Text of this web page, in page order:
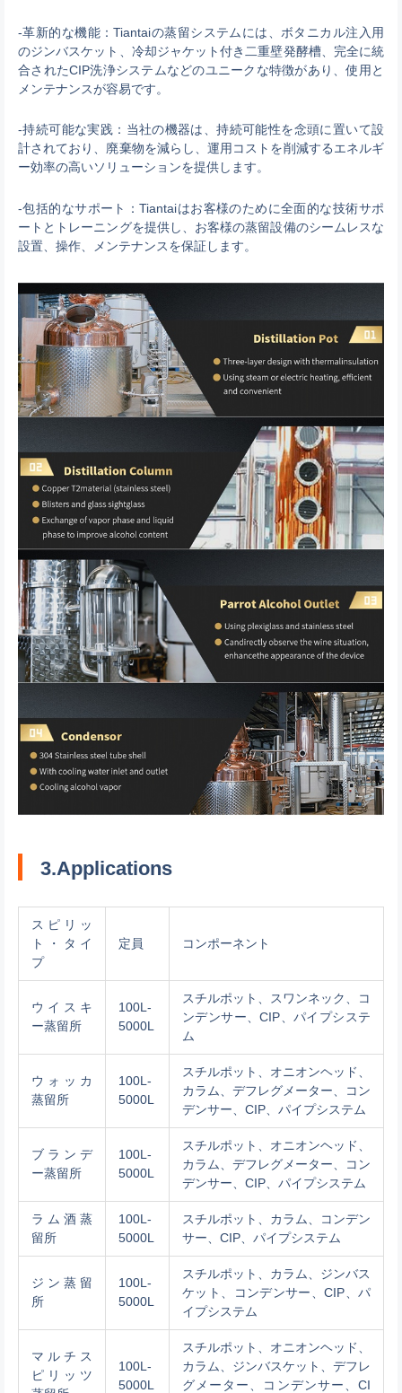
-革新的な機能：Tiantaiの蒸留システムには、ボタニカル注入用
のジンバスケット、冷却ジャケット付き二重壁発酵槽、完全に統
合されたCIP洗浄システムなどのユニークな特徴があり、使用と
メンテナンスが容易です。
-持続可能な実践：当社の機器は、持続可能性を念頭に置いて設
計されており、廃棄物を減らし、運用コストを削減するエネルギ
ー効率の高いソリューションを提供します。
-包括的なサポート：Tiantaiはお客様のために全面的な技術サポ
ートとトレーニングを提供し、お客様の蒸留設備のシームレスな
設置、操作、メンテナンスを保証します。
3.Applications
スピリッ
ト・タイ
プ
定員 コンポーネント
ウイスキ
ー蒸留所
100L-
5000L
スチルポット、スワンネック、コ
ンデンサー、CIP、パイプシステ
ム
ウォッカ
蒸留所
100L-
5000L
スチルポット、オニオンヘッド、
カラム、デフレグメーター、コン
デンサー、CIP、パイプシステム
ブランデ
ー蒸留所
100L-
5000L
スチルポット、オニオンヘッド、
カラム、デフレグメーター、コン
デンサー、CIP、パイプシステム
ラム酒蒸
留所
100L-
5000L
スチルポット、カラム、コンデン
サー、CIP、パイプシステム
ジン蒸留
所
100L-
5000L
スチルポット、カラム、ジンバス
ケット、コンデンサー、CIP、パ
イプシステム
マルチス
ピリッツ
100L-
5000L
スチルポット、オニオンヘッド、
カラム、ジンバスケット、デフレ
グメーター、コンデンサー、CI